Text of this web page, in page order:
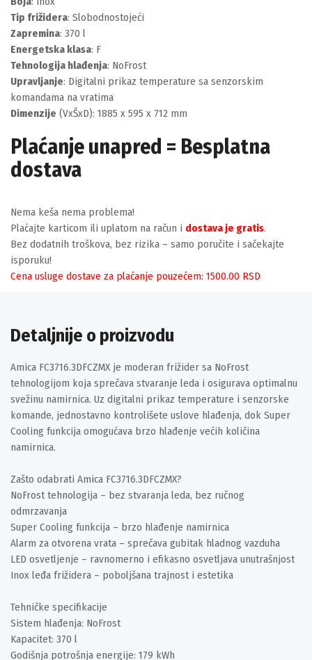
Tip frižidera: Slobodnostojeći
Zapremina: 370 l
Energetska klasa: F
Tehnologija hlađenja: NoFrost
Upravljanje: Digitalni prikaz temperature sa senzorskim
komandama na vratima
Dimenzije (VxŠxD): 1885 x 595 x 712 mm
Plaćanje unapred = Besplatna
dostava
Nema keša nema problema!
Plaćajte karticom ili uplatom na račun i dostava je gratis.
Bez dodatnih troškova, bez rizika – samo poručite i sačekajte
isporuku!
Cena usluge dostave za plaćanje pouzećem: 1500.00 RSD
Detaljnije o proizvodu
Amica FC3716.3DFCZMX je moderan frižider sa NoFrost
tehnologijom koja sprečava stvaranje leda i osigurava optimalnu
svežinu namirnica. Uz digitalni prikaz temperature i senzorske
komande, jednostavno kontrolišete uslove hlađenja, dok Super
Cooling funkcija omogućava brzo hlađenje većih količina
namirnica.
Zašto odabrati Amica FC3716.3DFCZMX?
NoFrost tehnologija – bez stvaranja leda, bez ručnog
odmrzavanja
Super Cooling funkcija – brzo hlađenje namirnica
Alarm za otvorena vrata – sprečava gubitak hladnog vazduha
LED osvetljenje – ravnomerno i efikasno osvetljava unutrašnjost
Inox leđa frižidera – poboljšana trajnost i estetika
Tehničke specifikacije
Sistem hlađenja: NoFrost
Kapacitet: 370 l
Godišnja potrošnja energije: 179 kWh